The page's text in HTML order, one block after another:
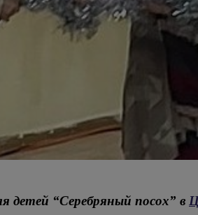
детей “Серебряный посох” в